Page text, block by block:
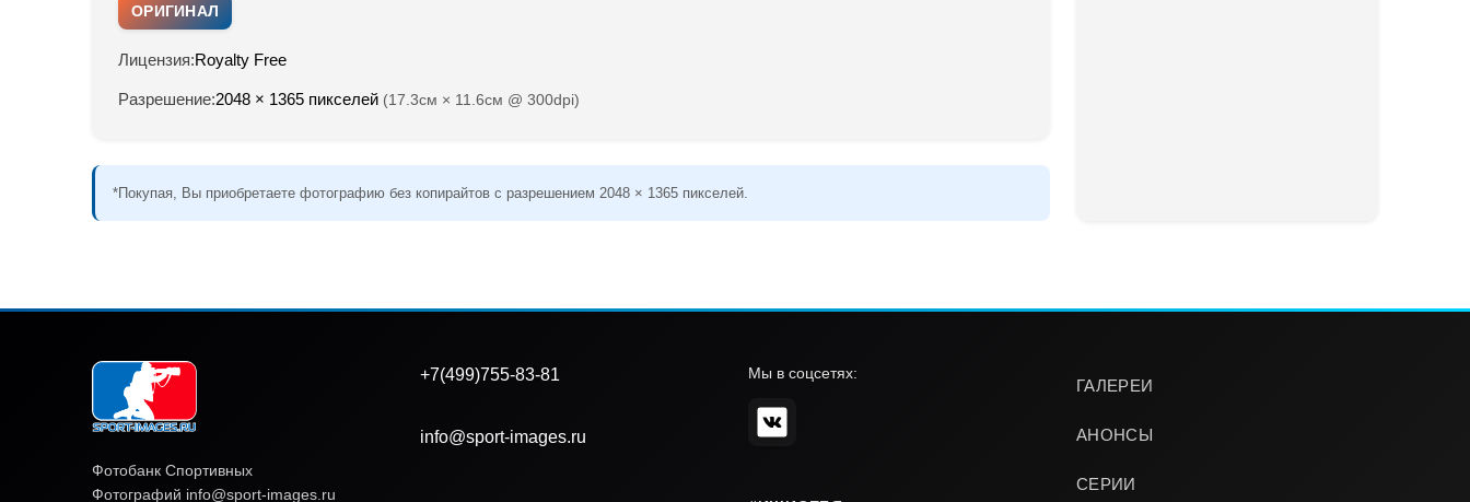
ОРИГИНАЛ
Лицензия:Royalty Free
Разрешение:2048 × 1365 пикселей (17.3см × 11.6см @ 300dpi)
*Покупая, Вы приобретаете фотографию без копирайтов с разрешением 2048 × 1365 пикселей.
Фотобанк Спортивных
Фотографий info@sport-images.ru
ГАЛЕРЕИ
АНОНСЫ
СЕРИИ
+7(499)755-83-81
info@sport-images.ru
Мы в соцсетях: